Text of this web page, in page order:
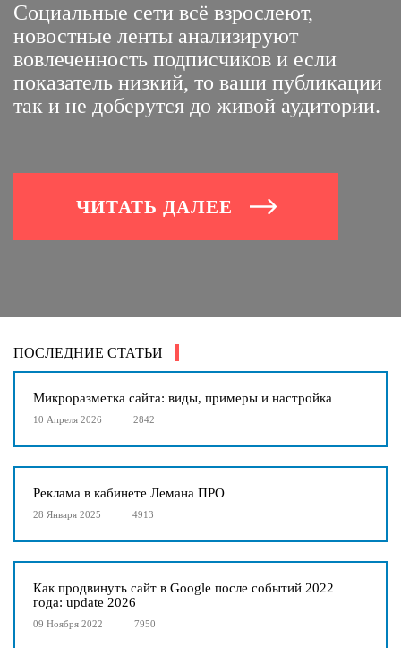
Социальные сети всё взрослеют,
новостные ленты анализируют
вовлеченность подписчиков и если
показатель низкий, то ваши публикации
так и не доберутся до живой аудитории.
ЧИТАТЬ ДАЛЕЕ
ПОСЛЕДНИЕ СТАТЬИ
Микроразметка сайта: виды, примеры и настройка
10 Апреля 2026 2842
Реклама в кабинете Лемана ПРО
28 Января 2025 4913
Как продвинуть сайт в Google после событий 2022
года: update 2026
09 Ноября 2022 7950